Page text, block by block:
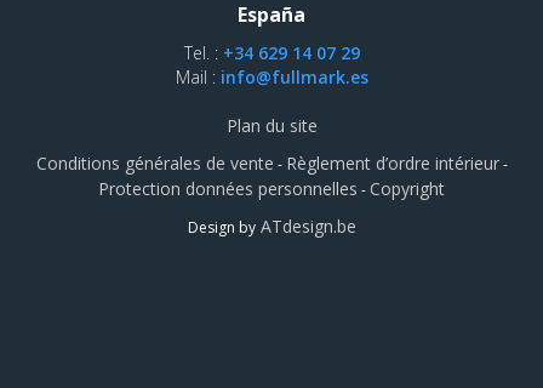
España
Tel. : +34 629 14 07 29
Mail : info@fullmark.es
Plan du site
Conditions générales de vente - Règlement d’ordre intérieur-
Protection données personnelles - Copyright
Design byATdesign.be